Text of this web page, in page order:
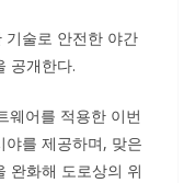
기술로 안전한 야간
공개한다.
웨어를 적용한 이번
를 제공하며, 맞은
완화해 도로상의 위